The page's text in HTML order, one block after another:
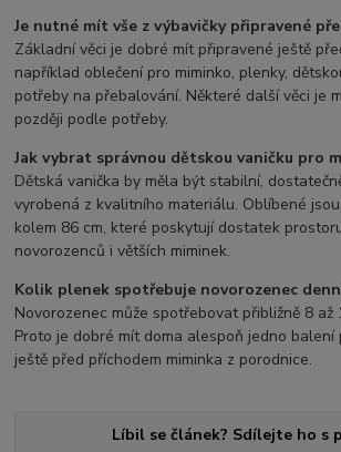
Je nutné mít vše z výbavičky připravené
Základní věci je dobré mít připravené ještě
například oblečení pro miminko, plenky,
potřeby na přebalování. Některé další věci je
později podle potřeby.
Jak vybrat správnou dětskou vaničku pro
Dětská vanička by měla být stabilní,
vyrobená z kvalitního materiálu. Oblíbené
kolem 86 cm, které poskytují dostatek
novorozenců i větších miminek.
Kolik plenek spotřebuje novorozenec
Novorozenec může spotřebovat přibližně 8 až
Proto je dobré mít doma alespoň jedno balení
ještě před příchodem miminka z porodnice.
Líbil se článek? Sdílejte ho s